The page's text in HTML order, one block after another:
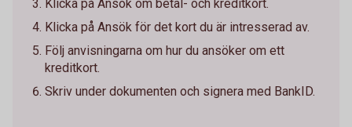
Klicka på Ansök om betal- och kreditkort.
Klicka på Ansök för det kort du är intresserad av.
Följ anvisningarna om hur du ansöker om ett
kreditkort.
Skriv under dokumenten och signera med BankID.